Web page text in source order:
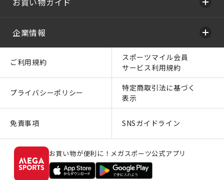
企業情報
ご利用規約
スポーツマイル会員
サービス利用規約
プライバシーポリシー
特定商取引法に基づく
表示
免責事項 SNSガイドライン
お買い物が便利に！メガスポーツ公式アプリ